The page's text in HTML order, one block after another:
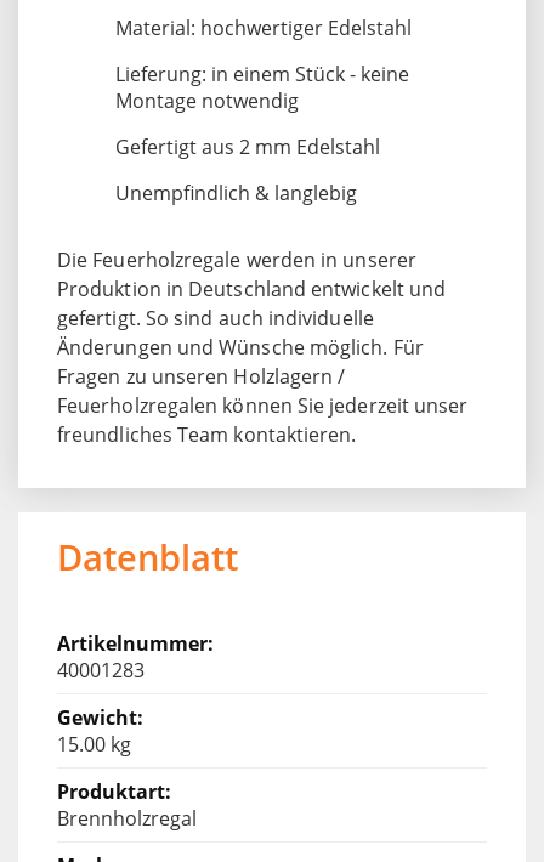
Material: hochwertiger Edelstahl
Lieferung: in einem Stück - keine
Montage notwendig
Gefertigt aus 2 mm Edelstahl
Unempfindlich & langlebig
Die Feuerholzregale werden in unserer
Produktion in Deutschland entwickelt und
gefertigt. So sind auch individuelle
Änderungen und Wünsche möglich. Für
Fragen zu unseren Holzlagern /
Feuerholzregalen können Sie jederzeit unser
freundliches Team kontaktieren.
Datenblatt
40001283
15.00 kg
Brennholzregal